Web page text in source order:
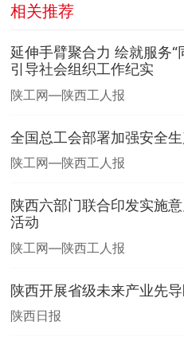
相关推荐
延伸手臂聚合力 绘就服务
引导社会组织工作纪实
陕工网—陕西工人报
全国总工会部署加强安全
陕工网—陕西工人报
陕西六部门联合印发实施
活动
陕工网—陕西工人报
陕西开展省级未来产业先
陕西日报